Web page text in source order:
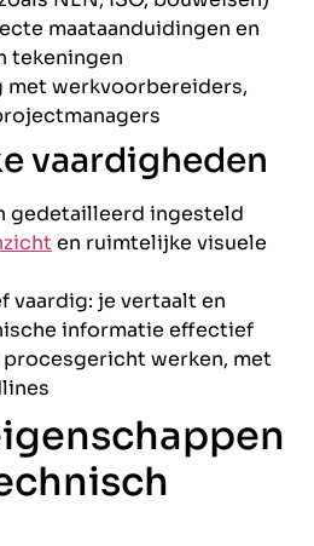
maataanduidingen en
tekeningen
met werkvoorbereiders,
vaardigheden
gedetailleerd ingesteld
en ruimtelijke visuele
vaardig: je vertaalt en
informatie effectief
werken, met